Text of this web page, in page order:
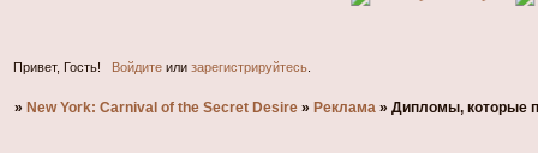
Привет, Гость! Войдитеили зарегистрируйтесь.
» New York: Carnival of the Secret Desire » Реклама »Дипломы, которые